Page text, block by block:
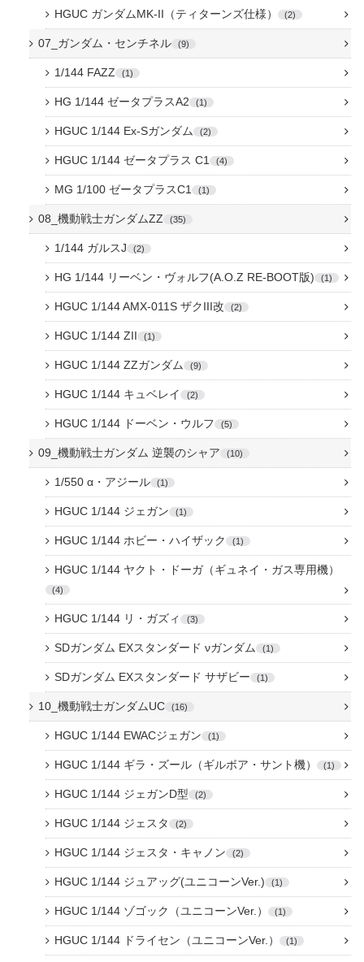
HGUC ガンダムMK-II（ティターンズ仕様） 2
07_ガンダム・センチネル 9
1/144 FAZZ 1
HG 1/144 ゼータプラスA2 1
HGUC 1/144 Ex-Sガンダム 2
HGUC 1/144 ゼータプラス C1 4
MG 1/100 ゼータプラスC1 1
08_機動戦士ガンダムZZ 35
1/144 ガルスJ 2
HG 1/144 リーベン・ヴォルフ(A.O.Z RE-BOOT版) 1
HGUC 1/144 AMX-011S ザクIII改 2
HGUC 1/144 ZII 1
HGUC 1/144 ZZガンダム 9
HGUC 1/144 キュベレイ 2
HGUC 1/144 ドーベン・ウルフ 5
09_機動戦士ガンダム 逆襲のシャア 10
1/550 α・アジール 1
HGUC 1/144 ジェガン 1
HGUC 1/144 ホビー・ハイザック 1
HGUC 1/144 ヤクト・ドーガ（ギュネイ・ガス専用機）
4
HGUC 1/144 リ・ガズィ 3
SDガンダム EXスタンダード νガンダム 1
SDガンダム EXスタンダード サザビー 1
10_機動戦士ガンダムUC 16
HGUC 1/144 EWACジェガン 1
HGUC 1/144 ギラ・ズール（ギルボア・サント機） 1
HGUC 1/144 ジェガンD型 2
HGUC 1/144 ジェスタ 2
HGUC 1/144 ジェスタ・キャノン 2
HGUC 1/144 ジュアッグ(ユニコーンVer.) 1
HGUC 1/144 ゾゴック（ユニコーンVer.） 1
HGUC 1/144 ドライセン（ユニコーンVer.） 1